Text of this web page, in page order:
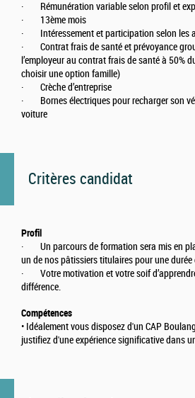
· Rémunération variable selon profil et
· 13ème mois
· Intéressement et participation selon les
· Contrat frais de santé et prévoyance
l’employeur au contrat frais de santé à 50%
choisir une option famille)
· Crèche d’entreprise
· Bornes électriques pour recharger son
voiture
Critères candidat
Profil
· Un parcours de formation sera mis en
un de nos pâtissiers titulaires pour une durée
· Votre motivation et votre soif
différence.
Compétences
• Idéalement vous disposez d'un CAP
justifiez d'une expérience significative dans